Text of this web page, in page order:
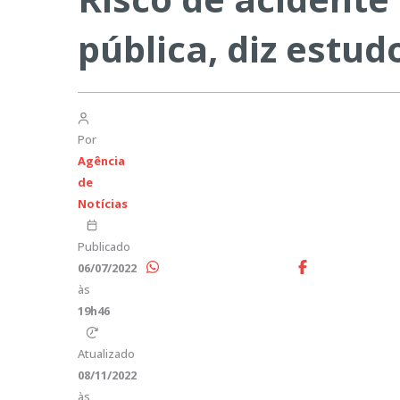
pública, diz
Por
Agência
de
Notícias
Publicado
06/07/2022
às
19h46
Atualizado
08/11/2022
às